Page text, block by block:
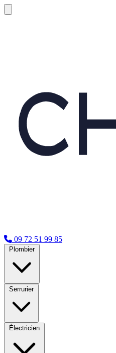
09 72 51 99 85
Plombier
Serrurier
Électricien